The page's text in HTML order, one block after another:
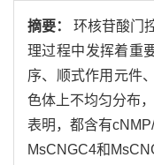
摘要：环核苷酸门
理过程中发挥着重
序、顺式作用元件
色体上不均匀分布
表明，都含有
MsCNGC4和